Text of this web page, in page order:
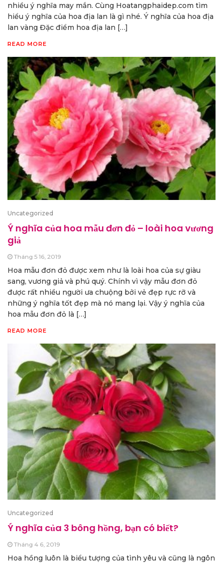
nhiều ý nghĩa may mắn. Cùng Hoatangphaidep.com tìm
hiểu ý nghĩa của hoa địa lan là gì nhé. Ý nghĩa của hoa địa
lan vàng Đặc điểm hoa địa lan […]
READ MORE
Uncategorized
Ý nghĩa của hoa mẫu đơn đỏ – loài hoa vương
giả
Tháng 5 16, 2019
Hoa mẫu đơn đỏ được xem như là loài hoa của sự giàu
sang, vương giả và phú quý. Chính vì vậy mẫu đơn đỏ
được rất nhiều người ưa chuộng bởi vẻ đẹp rực rỡ và
những ý nghĩa tốt đẹp mà nó mang lại. Vậy ý nghĩa của
hoa mẫu đơn đỏ là […]
READ MORE
Uncategorized
Ý nghĩa của 3 bông hồng, bạn có biết?
Tháng 4 6, 2019
Hoa hồng luôn là biểu tượng của tình yêu và cũng là ngôn